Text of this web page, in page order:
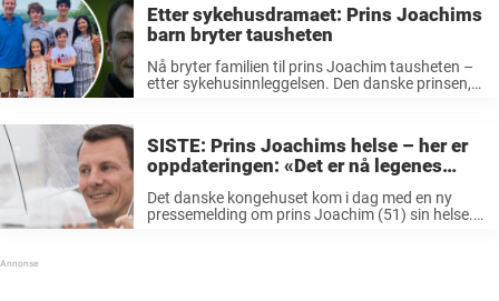
Etter sykehusdramaet: Prins Joachims
barn bryter tausheten
Nå bryter familien til prins Joachim tausheten –
etter sykehusinnleggelsen. Den danske prinsen,
...
SISTE: Prins Joachims helse – her er
oppdateringen: «Det er nå legenes
Det danske kongehuset kom i dag med en ny
pressemelding om prins Joachim (51) sin helse.